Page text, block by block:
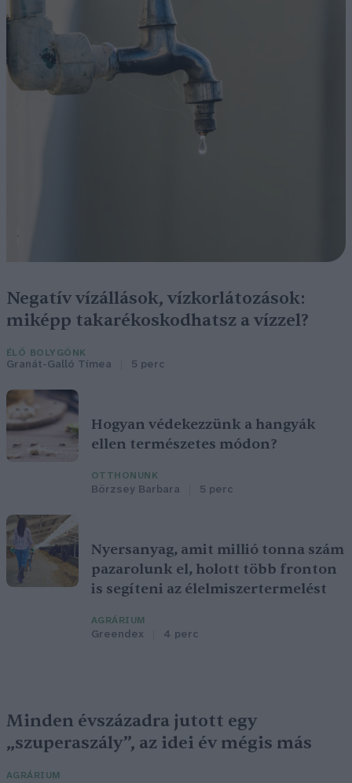
Negatív vízállások, vízkorlátozások:
miképp takarékoskodhatsz a vízzel?
ÉLŐ BOLYGÓNK
Granát-Galló Tímea 5 perc
Hogyan védekezzünk a hangyák
ellen természetes módon?
OTTHONUNK
Börzsey Barbara 5 perc
Nyersanyag, amit millió tonna szám
pazarolunk el, holott több fronton
is segíteni az élelmiszertermelést
AGRÁRIUM
Greendex 4 perc
Minden évszázadra jutott egy
„szuperaszály”, az idei év mégis más
AGRÁRIUM